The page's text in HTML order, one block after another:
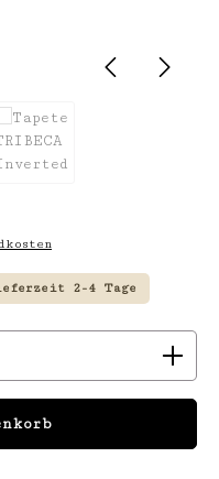
2-4 Tage
gewünschten